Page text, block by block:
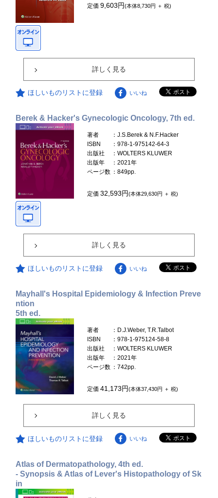
定価9,603円(本体8,730円 ＋ 税)
詳しく見る
ほしいものリストに登録 いいね
Berek & Hacker's Gynecologic Oncology, 7th ed.
著者
：J.S.Berek & N.F.Hacker
ISBN
：978-1-975142-64-3
出版社
：WOLTERS KLUWER
出版年
：2021年
ページ数 ：849pp.
定価32,593円(本体29,630円 ＋ 税)
詳しく見る
ほしいものリストに登録 いいね
Mayhall's Hospital Epidemiology & Infection Preve
ntion
5th ed.
著者
：D.J.Weber, T.R.Talbot
ISBN
：978-1-975124-58-8
出版社
：WOLTERS KLUWER
出版年
：2021年
ページ数 ：742pp.
定価41,173円(本体37,430円 ＋ 税)
詳しく見る
ほしいものリストに登録 いいね
Atlas of Dermatopathology, 4th ed.
- Synopsis & Atlas of Lever's Histopathology of Sk
in